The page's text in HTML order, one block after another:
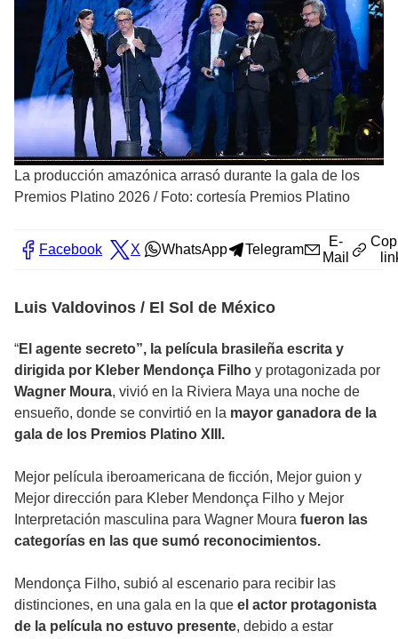
La producción amazónica arrasó durante la gala de los
Premios Platino 2026 / Foto: cortesía Premios Platino
Facebook X WhatsApp Telegram
E-
Mail
Luis Valdovinos / El Sol de México
“El agente secreto”, la película brasileña escrita y
dirigida por Kleber Mendonça Filho y protagonizada por
Wagner Moura, vivió en la Riviera Maya una noche de
ensueño, donde se convirtió en la mayor ganadora de la
gala de los Premios Platino XIII.
Mejor película iberoamericana de ficción, Mejor guion y
Mejor dirección para Kleber Mendonça Filho y Mejor
Interpretación masculina para Wagner Moura fueron las
categorías en las que sumó reconocimientos.
Mendonça Filho, subió al escenario para recibir las
distinciones, en una gala en la que el actor protagonista
de la película no estuvo presente, debido a estar